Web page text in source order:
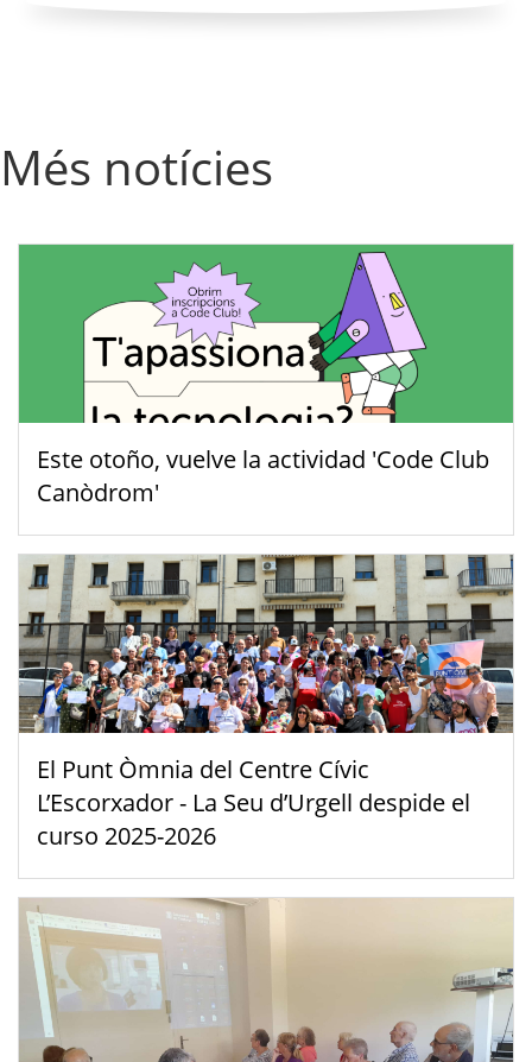
Més notícies
Este otoño, vuelve la actividad 'Code Club
Canòdrom'
El Punt Òmnia del Centre Cívic
L’Escorxador - La Seu d’Urgell despide el
curso 2025-2026